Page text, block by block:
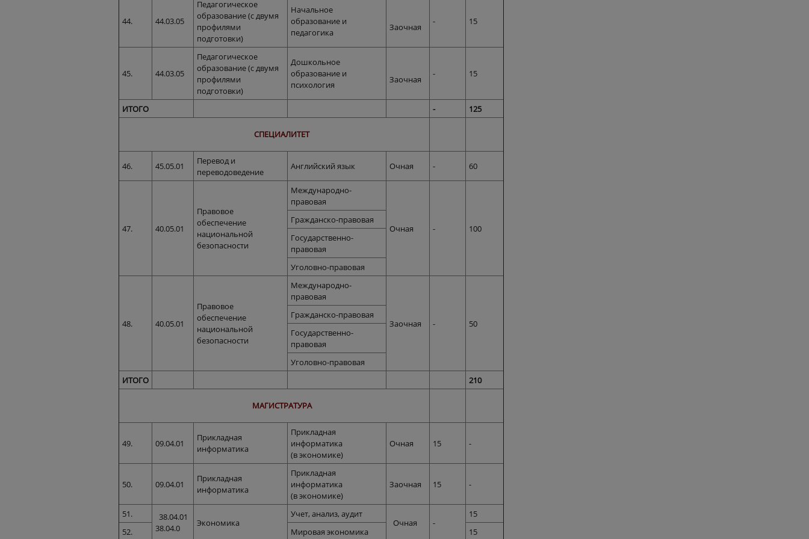
44. 44.03.05
Педагогическое
образование (с двумя
профилями
подготовки)
Начальное
образование и
педагогика
Заочная
- 15
45. 44.03.05
Педагогическое
образование (с двумя
профилями
подготовки)
Дошкольное
образование и
психология
Заочная
- 15
ИТОГО - 125
СПЕЦИАЛИТЕТ
46. 45.05.01
Перевод и
переводоведение
Английский язык Очная - 60
47. 40.05.01
Правовое
обеспечение
национальной
безопасности
Международно-
правовая
Очная - 100
Гражданско-правовая
Государственно-
правовая
Уголовно-правовая
48. 40.05.01
Правовое
обеспечение
национальной
безопасности
Международно-
правовая
Заочная - 50
Гражданско-правовая
Государственно-
правовая
Уголовно-правовая
ИТОГО
210
МАГИСТРАТУРА
49. 09.04.01
Прикладная
информатика
Прикладная
информатика
(в экономике)
Очная 15 -
50. 09.04.01
Прикладная
информатика
Прикладная
информатика
(в экономике)
Заочная 15 -
51.
38.04.01
38.04.0
Экономика
Учет, анализ, аудит
Очная
-
15
52.
Мировая экономика 15